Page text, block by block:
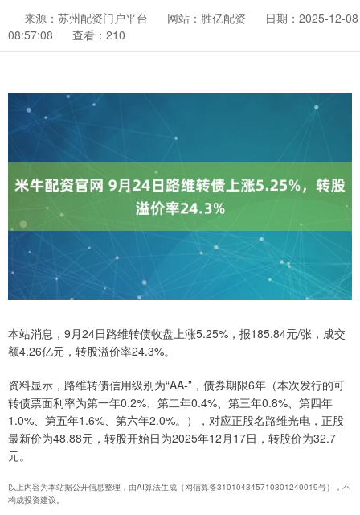
来源：苏州配资门户平台 网站：胜亿配资
日期：2025-12-08
08:57:08
查看：210
本站消息，9月24日路维转债收盘上涨5.25%，报185.84元/张，成交
额4.26亿元，转股溢价率24.3%。
资料显示，路维转债信用级别为“AA-”，债券期限6年（本次发行的可
转债票面利率为第一年0.2%、第二年0.4%、第三年0.8%、第四年
1.0%、第五年1.6%、第六年2.0%。），对应正股名路维光电，正股
最新价为48.88元，转股开始日为2025年12月17日，转股价为32.7
元。
以上内容为本站据公开信息整理，由AI算法生成（网信算备310104345710301240019号），不
构成投资建议。